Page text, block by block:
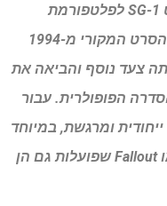
גדולה, במיוחד עם החזרת סטארגייט SG-1 לפלטפורמת
הזרמת הוידאו Prime Video. אחרי שהסרט המקורי מ-1994
צעד נוסף והביאה את
הפופולרית. עבור
ומרגשת, במיוחד
לאור ההצלחה של סדרות אחרות כמו Fallout שפועלות גם הן